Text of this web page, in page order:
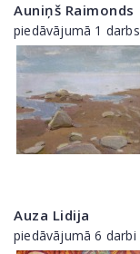
Auniņš Raimonds
piedāvājumā 1 darbs
Auza Lidija
piedāvājumā 6 darbi